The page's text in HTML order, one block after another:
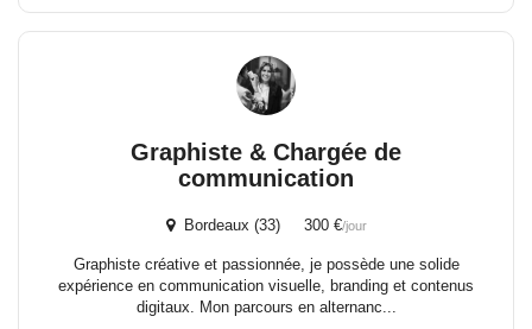
Graphiste & Chargée de
communication
Bordeaux (33) 300 €/jour
Graphiste créative et passionnée, je possède une solide
expérience en communication visuelle, branding et contenus
digitaux. Mon parcours en alternanc...